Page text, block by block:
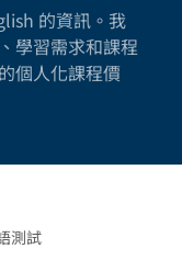
的資訊。我
學習需求和課程
個人化課程價
測試